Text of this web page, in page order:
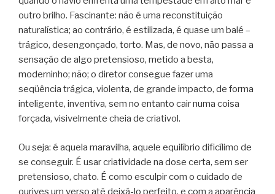
outro brilho. Fascinante: não é uma reconstituição
naturalística; ao contrário, é estilizada, é quase um balé –
trágico, desengonçado, torto. Mas, de novo, não passa a
sensação de algo pretensioso, metido a besta,
moderninho; não; o diretor consegue fazer uma
seqüência trágica, violenta, de grande impacto, de forma
inteligente, inventiva, sem no entanto cair numa coisa
forçada, visivelmente cheia de criativol.
Ou seja: é aquela maravilha, aquele equilíbrio dificílimo de
se conseguir. É usar criatividade na dose certa, sem ser
pretensioso, chato. É como esculpir com o cuidado de
ourives um verso até deixá-lo perfeito, e com a aparência